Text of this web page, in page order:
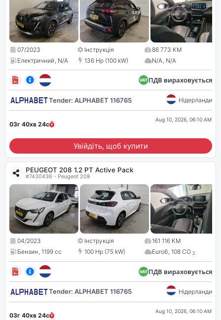
07/2023 Інструкція
86 773 КМ
Електричний, N/A 136 Hp (100 kW) N/A, N/A
ПДВ вираховується
Tender: ALPHABET 116765 Нідерланди
03г 40хв 23с
Aug 10, 2026, 06:10 AM
Увійдіть, щоб купити
PEUGEOT 208 1.2 PT Active Pack
#7430436 - Peugeot 208
04/2023 Інструкція
161 116 КМ
Бензин, 1199 cc 100 Hp (75 kW) Euro6, 108 CO 2
ПДВ вираховується
Tender: ALPHABET 116765 Нідерланди
03г 40хв 23с
Aug 10, 2026, 06:10 AM